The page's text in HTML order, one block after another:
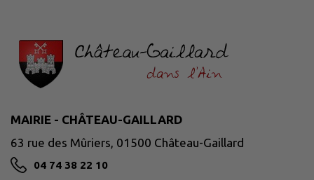
MAIRIE - CHÂTEAU-GAILLARD
63 rue des Mûriers, 01500 Château-Gaillard
04 74 38 22 10